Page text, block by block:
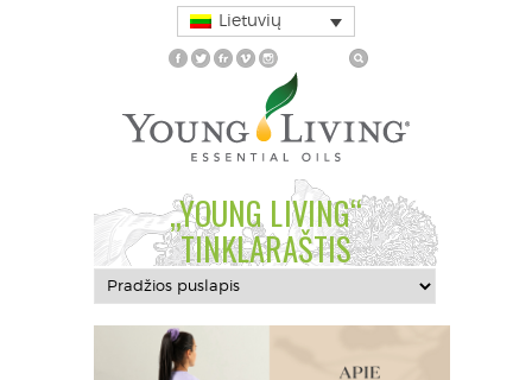
Lietuvių
„YOUNG LIVING“
TINKLARAŠTIS